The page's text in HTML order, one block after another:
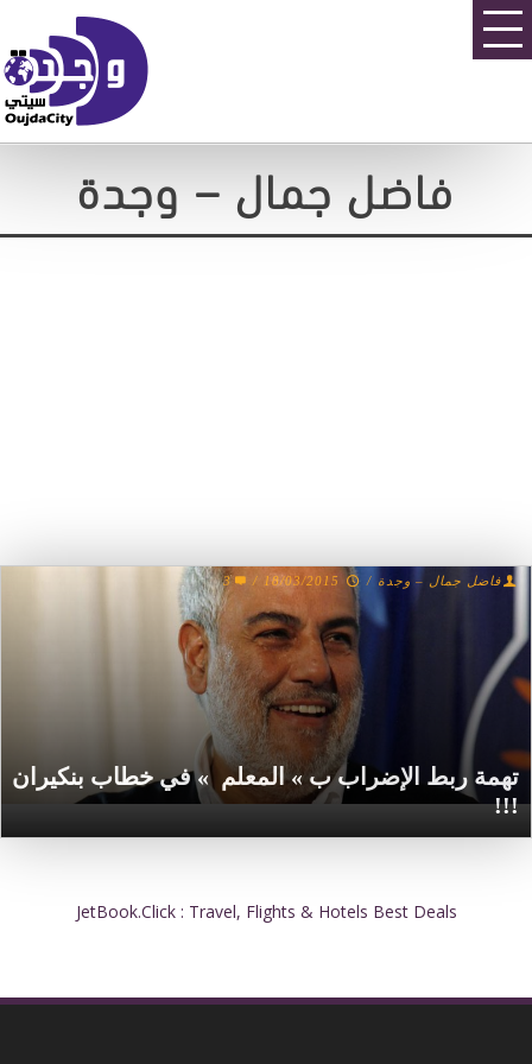
فاضل جمال – وجدة
تهمة ربط الإضراب ب » المعلم » في خطاب بنكيران
!!!‎
فاضل جمال – وجدة /
18/03/2015
/
3
JetBook.Click : Travel, Flights & Hotels Best Deals